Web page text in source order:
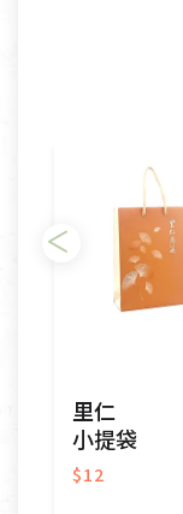
若您購買的商
形者，除商品
依消保法之規
日)的服務，原
瑕疵)，一般皆
不適用七天鑑賞
以數位或電磁
之商品、以及
CD、VCD、
接受原片換新。
衣飾鞋類-如T
美容保養用品
里仁
小提袋
$12